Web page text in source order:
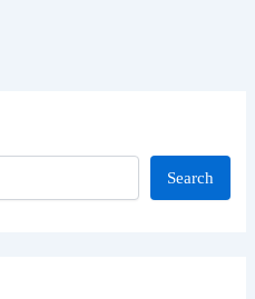
Search